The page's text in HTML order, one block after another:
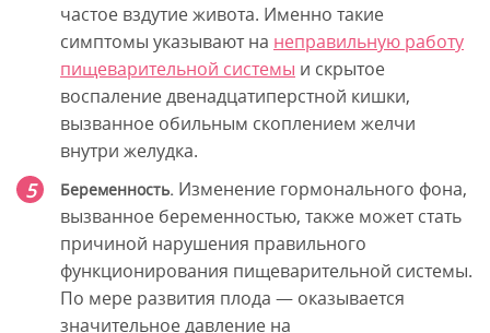
частое вздутие живота. Именно такие
симптомы указывают на неправильную работу
пищеварительной системы и скрытое
воспаление двенадцатиперстной кишки,
вызванное обильным скоплением желчи
внутри желудка.
Беременность. Изменение гормонального фона,
вызванное беременностью, также может стать
причиной нарушения правильного
функционирования пищеварительной системы.
По мере развития плода — оказывается
значительное давление на